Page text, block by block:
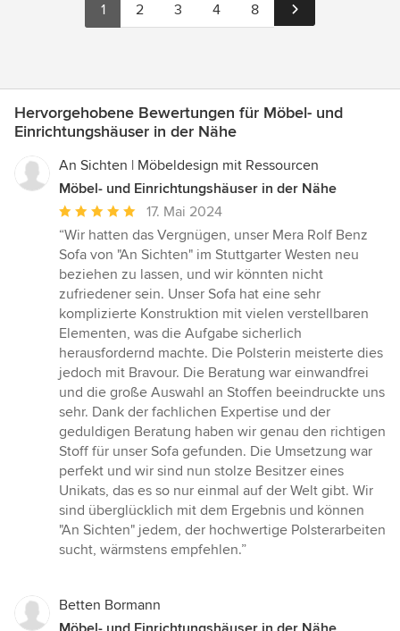
1 2 3 4 8
Hervorgehobene Bewertungen für Möbel- und
Einrichtungshäuser in der Nähe
An Sichten | Möbeldesign mit Ressourcen
Möbel- und Einrichtungshäuser in der Nähe
Durchschnittliche
Bewertung:
5
von
5
Sternen
17. Mai 2024
“Wir hatten das Vergnügen, unser Mera Rolf Benz
Sofa von "An Sichten" im Stuttgarter Westen neu
beziehen zu lassen, und wir könnten nicht
zufriedener sein. Unser Sofa hat eine sehr
komplizierte Konstruktion mit vielen verstellbaren
Elementen, was die Aufgabe sicherlich
herausfordernd machte. Die Polsterin meisterte dies
jedoch mit Bravour. Die Beratung war einwandfrei
und die große Auswahl an Stoffen beeindruckte uns
sehr. Dank der fachlichen Expertise und der
geduldigen Beratung haben wir genau den richtigen
Stoff für unser Sofa gefunden. Die Umsetzung war
perfekt und wir sind nun stolze Besitzer eines
Unikats, das es so nur einmal auf der Welt gibt. Wir
sind überglücklich mit dem Ergebnis und können
"An Sichten" jedem, der hochwertige Polsterarbeiten
sucht, wärmstens empfehlen.”
Betten Bormann